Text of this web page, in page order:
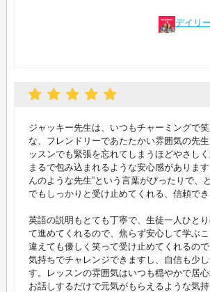
デイリ
ジャッキー先生は、いつもチャーミングで
な、フレンドリーであたたかい雰囲気の先
ッスンでも緊張を忘れてしまうほどやさしく
まるで包み込まれるような安心感がありま
んのような先生”という言葉がぴったりで、
でもしっかりと受け止めてくれる、信頼でき
英語の説明もとても丁寧で、生徒一人ひと
て進めてくれるので、焦らず安心して学ぶ
違えても優しく笑って受け止めてくれるの
気持ちでチャレンジできますし、自信も少
す。レッスンの雰囲気はいつも穏やかで居
お話しするだけで元気がもらえるような気持